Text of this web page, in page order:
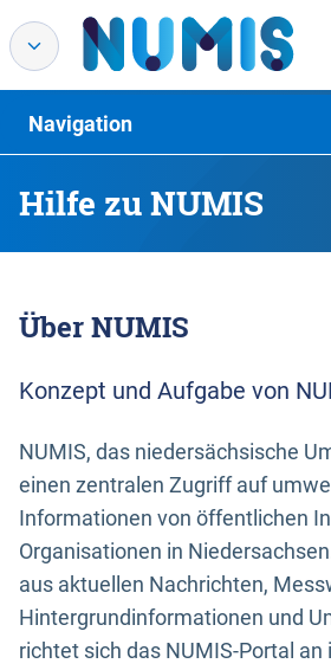
Hilfe zu NUMIS
Navigation
Über NUMIS
Konzept und Aufgabe von
NUMIS, das niedersächsische
einen zentralen Zugriff auf
Informationen von öffentlichen
Organisationen in
aus aktuellen Nachrichten,
Hintergrundinformationen und
richtet sich das NUMIS-Portal